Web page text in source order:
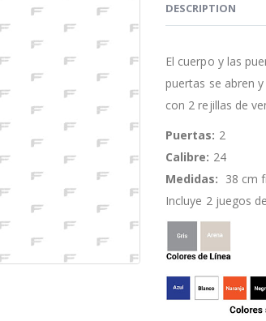
DESCRIPTION
El cuerpo y las
puertas se abren
con 2 rejillas de
Puertas: 2
Calibre: 24
Medidas: 38 cm
Incluye 2 juegos